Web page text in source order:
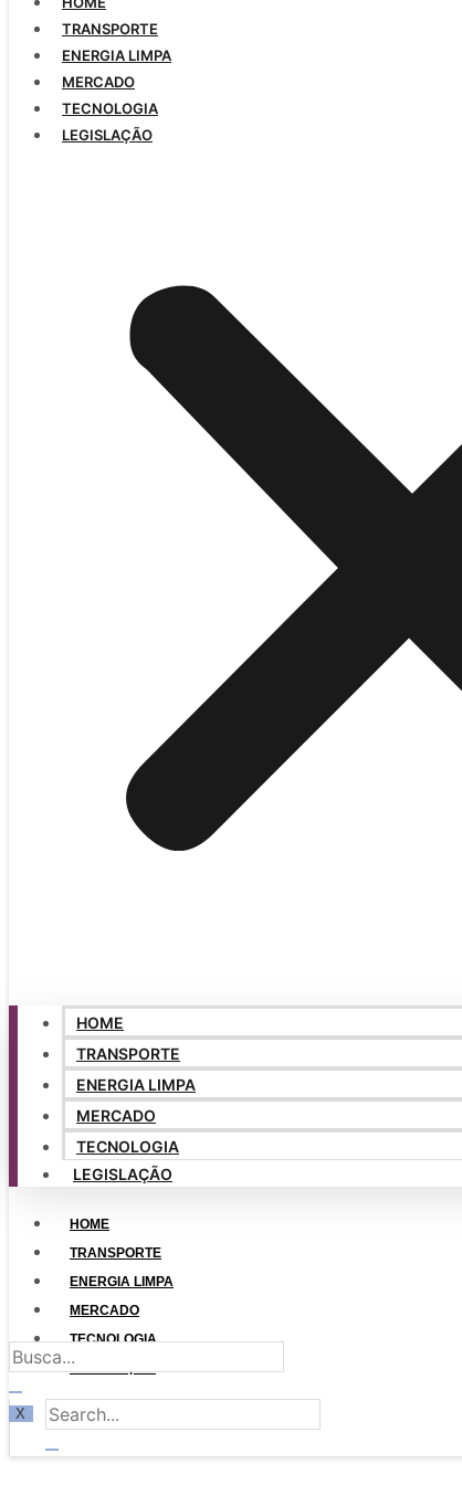
TRANSPORTE
ENERGIA LIMPA
MERCADO
TECNOLOGIA
LEGISLAÇÃO
HOME
TRANSPORTE
ENERGIA LIMPA
MERCADO
TECNOLOGIA
LEGISLAÇÃO
HOME
TRANSPORTE
ENERGIA LIMPA
MERCADO
TECNOLOGIA
LEGISLAÇÃO
X